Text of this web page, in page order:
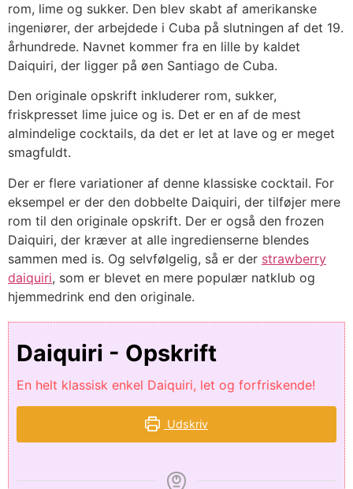
rom, lime og sukker. Den blev skabt af amerikanske
ingeniører, der arbejdede i Cuba på slutningen af det 19.
århundrede. Navnet kommer fra en lille by kaldet
Daiquiri, der ligger på øen Santiago de Cuba.
Den originale opskrift inkluderer rom, sukker,
friskpresset lime juice og is. Det er en af de mest
almindelige cocktails, da det er let at lave og er meget
smagfuldt.
Der er flere variationer af denne klassiske cocktail. For
eksempel er der den dobbelte Daiquiri, der tilføjer mere
rom til den originale opskrift. Der er også den frozen
Daiquiri, der kræver at alle ingredienserne blendes
sammen med is. Og selvfølgelig, så er der strawberry
daiquiri, som er blevet en mere populær natklub og
hjemmedrink end den originale.
Daiquiri - Opskrift
En helt klassisk enkel Daiquiri, let og forfriskende!
Udskriv